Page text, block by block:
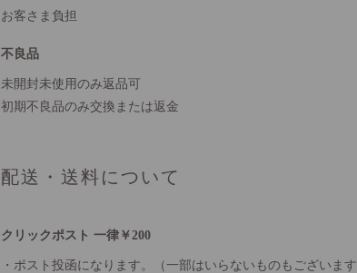
お客さま負担
不良品
未開封未使用のみ返品可
初期不良品のみ交換または返金
配送・送料について
クリックポスト 一律￥200
・ポスト投函になります。（一部はいらないものもございます